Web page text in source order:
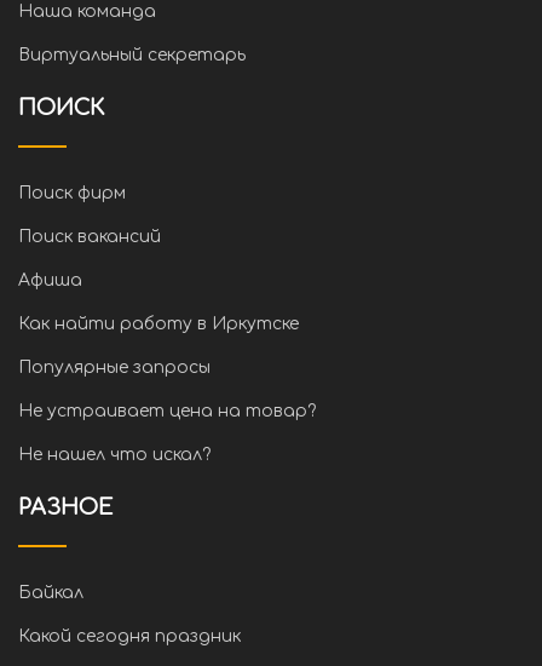
Наша команда
Виртуальный секретарь
ПОИСК
Поиск фирм
Поиск вакансий
Афиша
Как найти работу в Иркутске
Популярные запросы
Не устраивает цена на товар?
Не нашел что искал?
РАЗНОЕ
Байкал
Какой сегодня праздник